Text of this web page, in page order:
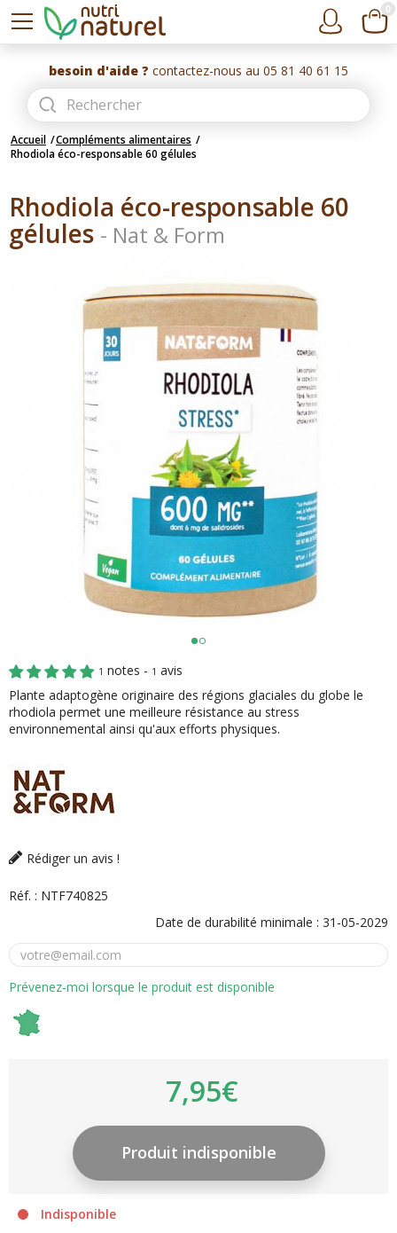
besoin d'aide ? contactez-nous au 05 81 40 61 15
Accueil
Compléments alimentaires
Rhodiola éco-responsable 60 gélules
Rhodiola éco-responsable 60
gélules - Nat & Form
1 notes - 1 avis
Plante adaptogène originaire des régions glaciales du globe le
rhodiola permet une meilleure résistance au stress
environnemental ainsi qu'aux efforts physiques.
Rédiger un avis !
Réf. : NTF740825
Date de durabilité minimale : 31-05-2029
Prévenez-moi lorsque le produit est disponible
7,95€
Indisponible
0